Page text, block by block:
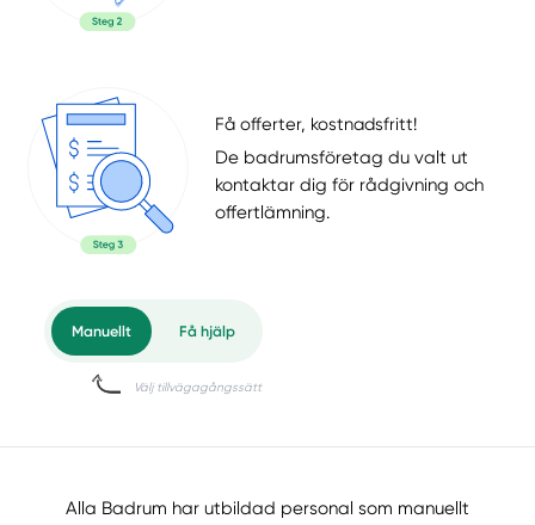
Få offerter, kostnadsfritt!
De badrumsföretag du valt ut
kontaktar dig för rådgivning och
offertlämning.
Alla Badrum har utbildad personal som manuellt